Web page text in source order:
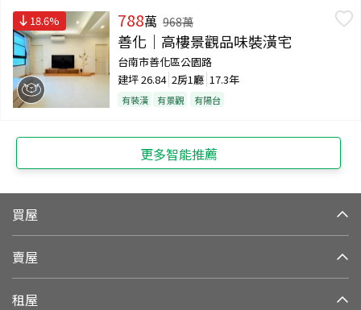
18.6% 788萬 968萬
善化｜高樓景觀品味裝潢宅
台南市善化區公園路
建坪26.84 2房1廳 17.3年
有裝潢 有景觀 有陽台
更多智能推薦
買屋
賣屋
租屋